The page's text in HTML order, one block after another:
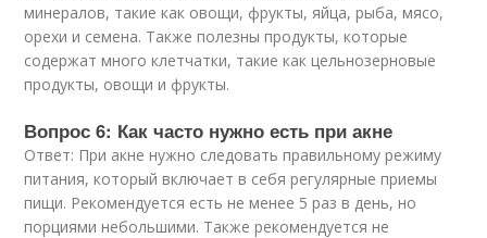
минералов, такие как овощи, фрукты, яйца, рыба, мясо,
орехи и семена. Также полезны продукты, которые
содержат много клетчатки, такие как цельнозерновые
продукты, овощи и фрукты.
Вопрос 6: Как часто нужно есть при акне
Ответ: При акне нужно следовать правильному режиму
питания, который включает в себя регулярные приемы
пищи. Рекомендуется есть не менее 5 раз в день, но
порциями небольшими. Также рекомендуется не